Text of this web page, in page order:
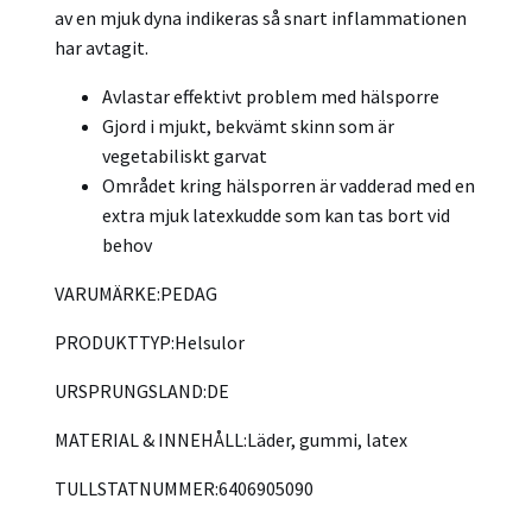
av en mjuk dyna indikeras så snart inflammationen
har avtagit.
Avlastar effektivt problem med hälsporre
Gjord i mjukt, bekvämt skinn som är
vegetabiliskt garvat
Området kring hälsporren är vadderad med en
extra mjuk latexkudde som kan tas bort vid
behov
VARUMÄRKE:PEDAG
PRODUKTTYP:Helsulor
URSPRUNGSLAND:DE
MATERIAL & INNEHÅLL:Läder, gummi, latex
TULLSTATNUMMER:6406905090